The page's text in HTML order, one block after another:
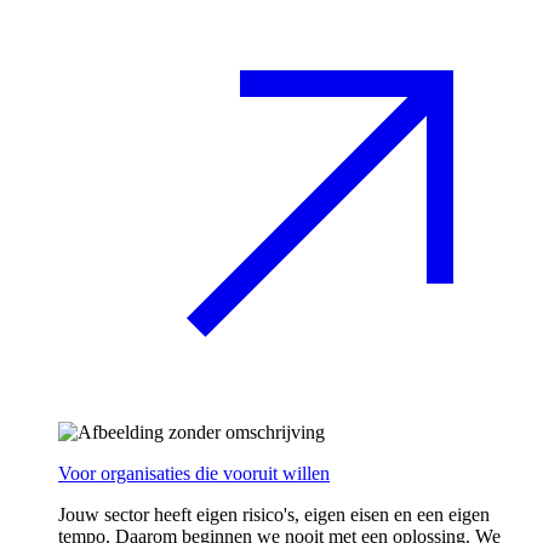
Voor organisaties die vooruit willen
Jouw sector heeft eigen risico's, eigen eisen en een eigen
tempo. Daarom beginnen we nooit met een oplossing. We